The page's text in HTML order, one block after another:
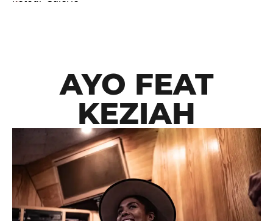
AYO FEAT
KEZIAH